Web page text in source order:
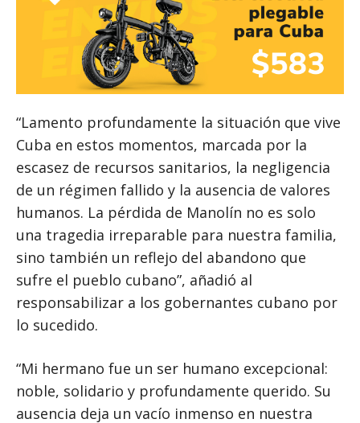
“Lamento profundamente la situación que vive
Cuba en estos momentos, marcada por la
escasez de recursos sanitarios, la negligencia
de un régimen fallido y la ausencia de valores
humanos. La pérdida de Manolín no es solo
una tragedia irreparable para nuestra familia,
sino también un reflejo del abandono que
sufre el pueblo cubano”, añadió al
responsabilizar a los gobernantes cubano por
lo sucedido.
“Mi hermano fue un ser humano excepcional:
noble, solidario y profundamente querido. Su
ausencia deja un vacío inmenso en nuestra